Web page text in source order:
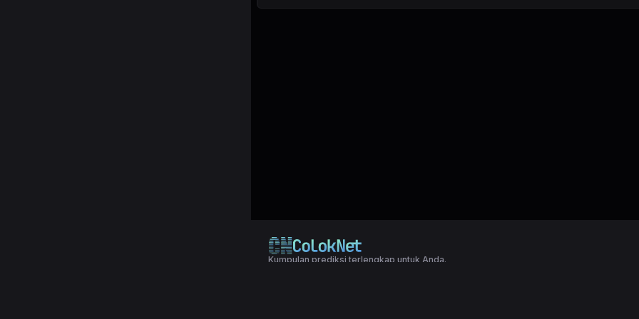
Kumpulan prediksi terlengkap untuk Anda.